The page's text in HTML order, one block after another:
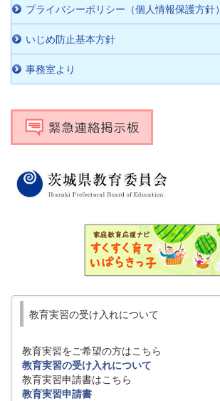
プライバシーポリシー（個人情報保護方針）
いじめ防止基本方針
事務室より
教育実習の受け入れについて
教育実習をご希望の方はこちら
教育実習の受け入れについて
教育実習申請書はこちら
教育実習申請書